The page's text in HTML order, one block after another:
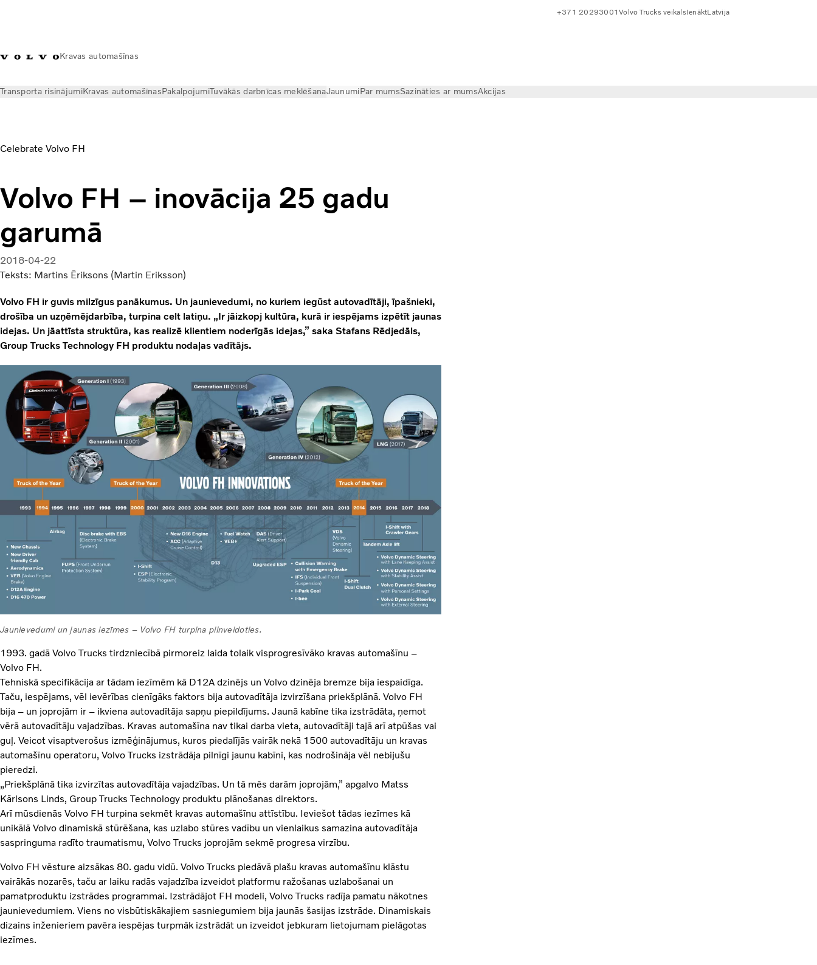
Kravas automašīnas
+371 20293001Volvo Trucks veikalsIenāktLatvija
Transporta risinājumiKravas automašīnasPakalpojumiTuvākās darbnīcas meklēšanaJaunumiPar mumsSazināties ar mumsAkcijas
Celebrate Volvo FH
Volvo FH – inovācija 25 gadu
garumā
2018-04-22
Teksts: Martins Ēriksons (Martin Eriksson)
Volvo FH ir guvis milzīgus panākumus. Un jaunievedumi, no kuriem iegūst autovadītāji, īpašnieki,
drošība un uzņēmējdarbība, turpina celt latiņu. „Ir jāizkopj kultūra, kurā ir iespējams izpētīt jaunas
idejas. Un jāattīsta struktūra, kas realizē klientiem noderīgās idejas,” saka Stafans Rēdjedāls,
Group Trucks Technology FH produktu nodaļas vadītājs.
Jaunievedumi un jaunas iezīmes – Volvo FH turpina pilnveidoties.
1993. gadā Volvo Trucks tirdzniecībā pirmoreiz laida tolaik visprogresīvāko kravas automašīnu –
Volvo FH.
Tehniskā specifikācija ar tādam iezīmēm kā D12A dzinējs un Volvo dzinēja bremze bija iespaidīga.
Taču, iespējams, vēl ievērības cienīgāks faktors bija autovadītāja izvirzīšana priekšplānā. Volvo FH
bija – un joprojām ir – ikviena autovadītāja sapņu piepildījums. Jaunā kabīne tika izstrādāta, ņemot
vērā autovadītāju vajadzības. Kravas automašīna nav tikai darba vieta, autovadītāji tajā arī atpūšas vai
guļ. Veicot visaptverošus izmēģinājumus, kuros piedalījās vairāk nekā 1500 autovadītāju un kravas
automašīnu operatoru, Volvo Trucks izstrādāja pilnīgi jaunu kabīni, kas nodrošināja vēl nebijušu
pieredzi.
„Priekšplānā tika izvirzītas autovadītāja vajadzības. Un tā mēs darām joprojām,” apgalvo Matss
Kārlsons Linds, Group Trucks Technology produktu plānošanas direktors.
Arī mūsdienās Volvo FH turpina sekmēt kravas automašīnu attīstību. Ieviešot tādas iezīmes kā
unikālā Volvo dinamiskā stūrēšana, kas uzlabo stūres vadību un vienlaikus samazina autovadītāja
saspringuma radīto traumatismu, Volvo Trucks joprojām sekmē progresa virzību.
Volvo FH vēsture aizsākas 80. gadu vidū. Volvo Trucks piedāvā plašu kravas automašīnu klāstu
vairākās nozarēs, taču ar laiku radās vajadzība izveidot platformu ražošanas uzlabošanai un
pamatproduktu izstrādes programmai. Izstrādājot FH modeli, Volvo Trucks radīja pamatu nākotnes
jaunievedumiem. Viens no visbūtiskākajiem sasniegumiem bija jaunās šasijas izstrāde. Dinamiskais
dizains inženieriem pavēra iespējas turpmāk izstrādāt un izveidot jebkuram lietojumam pielāgotas
iezīmes.